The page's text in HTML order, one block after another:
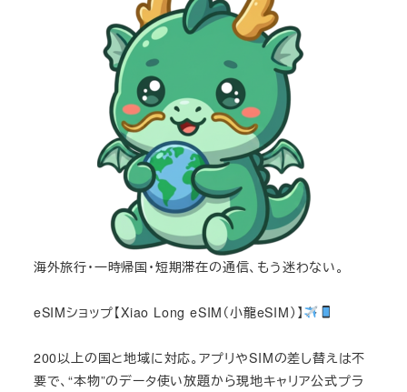
海外旅行・一時帰国・短期滞在の通信、もう迷わない。
eSIMショップ【Xiao Long eSIM（小龍eSIM）】
200以上の国と地域に対応。アプリやSIMの差し替えは不
要で、“本物”のデータ使い放題から現地キャリア公式プラ